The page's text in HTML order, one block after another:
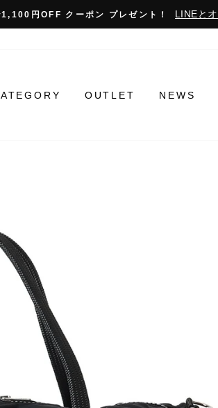
円OFF クーポン プレゼント！ LINEと
OUTLET NEWS